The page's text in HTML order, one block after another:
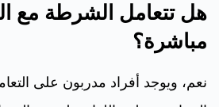
هل تتعامل الشرطة مع
مباشرة؟
نعم، ويوجد أفراد مدربون على